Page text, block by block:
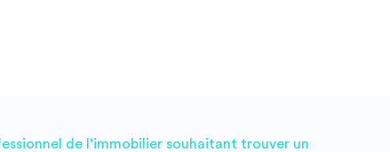
de l’immobilier souhaitant trouver un